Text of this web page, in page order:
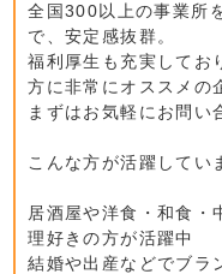
全国300以上の事業所
で、安定感抜群。
福利厚生も充実してお
方に非常にオススメの
まずはお気軽にお問い
こんな方が活躍してい
居酒屋や洋食・和食・
理好きの方が活躍中
結婚や出産などでブラ